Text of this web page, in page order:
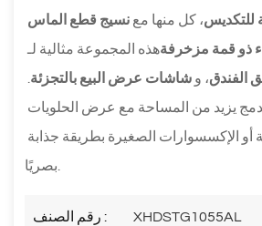
للتكديس، كل منها مع نسيج قطع الماس
ذو ​​قمة مزخرفةهذه المجموعة مثالية لـ
الفندق، و شاشات عرض البيع بالتجزئة
رقم الصنف : XHDSTG1055AL